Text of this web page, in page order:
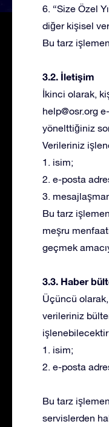
6. “Size Özel
diğer kişisel
Bu tarz
3.2. İletişim
İkinci olarak,
help@osr.org
yönelttiğiniz
Verileriniz
1. isim;
2. e-posta
3.
Bu tarz
meşru
geçmek
3.3. Haber
Üçüncü
verileriniz
1. isim;
2. e-posta
Bu tarz
servislerden